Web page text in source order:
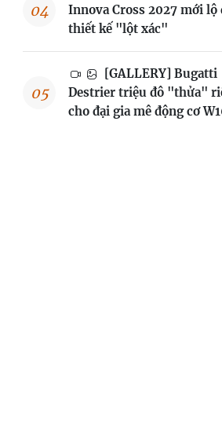
Innova Cross 2027 mới lộ
thiết kế "lột xác"
[GALLERY] Bugatti
Destrier triệu đô "thửa"
cho đại gia mê động cơ